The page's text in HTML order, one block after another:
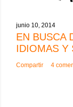
junio 10, 2014
EN BUSCA
IDIOMAS Y
Compartir 4